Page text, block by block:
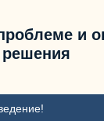
и
решения